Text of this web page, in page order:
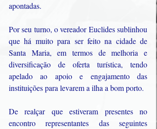
apontadas.
Por seu turno, o vereador Euclides sublinhou
que há muito para ser feito na cidade de
Santa Maria, em termos de melhoria e
diversificação de oferta turística, tendo
apelado ao apoio e engajamento das
instituições para levarem a ilha a bom porto.
De realçar que estiveram presentes no
encontro representantes das seguintes